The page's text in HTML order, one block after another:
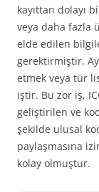
kayıttan dolayı
veya daha fazla
elde edilen
gerektirmiştir.
etmek veya tür
iştir. Bu zor iş,
geliştirilen ve
şekilde ulusal
paylaşmasına
kolay olmuştur.